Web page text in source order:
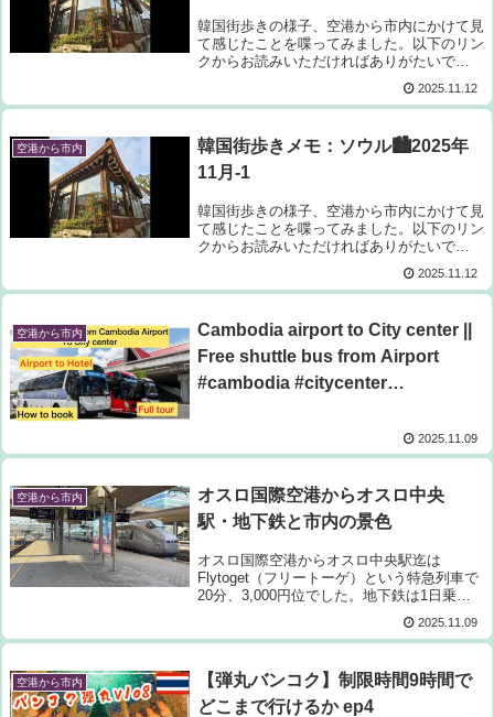
韓国街歩きの様子、空港から市内にかけて見
て感じたことを喋ってみました。以下のリン
クからお読みいただければありがたいで
放送にいいね・コメント・レター送信ができ
ます。
2025.11.12
空港から市内
韓国街歩きメモ：ソウル🏙️2025年
11月-1
韓国街歩きの様子、空港から市内にかけて見
て感じたことを喋ってみました。以下のリン
クからお読みいただければありがたいで
放送にいいね・コメント・レター送信ができ
ます。
2025.11.12
空港から市内
Cambodia airport to City center ||
Free shuttle bus from Airport
#cambodia #citycenter
2025.11.09
空港から市内
オスロ国際空港からオスロ中央
駅・地下鉄と市内の景色
オスロ国際空港からオスロ中央駅迄は
Flytoget（フリートーゲ）という特急列車で
20分、3,000円位でした。地下鉄は1日乗車
2025.11.09
空港から市内
【弾丸バンコク】制限時間9時間で
どこまで行けるか ep4